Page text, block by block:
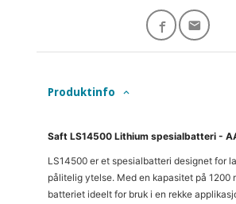
Produktinfo
Saft LS14500 Lithium spesialbatteri -
LS14500 er et spesialbatteri designet for
pålitelig ytelse. Med en kapasitet på 1200
batteriet ideelt for bruk i en rekke